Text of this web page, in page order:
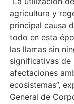
agricultura y
principal causa
todo en esta
las llamas sin
significativas de
afectaciones
ecosistemas”,
General de